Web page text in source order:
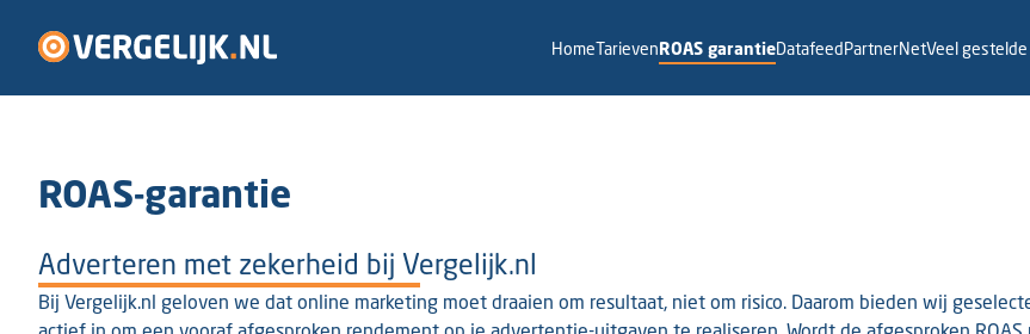
HomeTarievenROAS garantieDatafeedPartnerNetVeel
ROAS-garantie
Adverteren met zekerheid bij Vergelijk.nl
Bij Vergelijk.nl geloven we dat online marketing moet draaien om resultaat, niet om risico. Daarom bieden wij